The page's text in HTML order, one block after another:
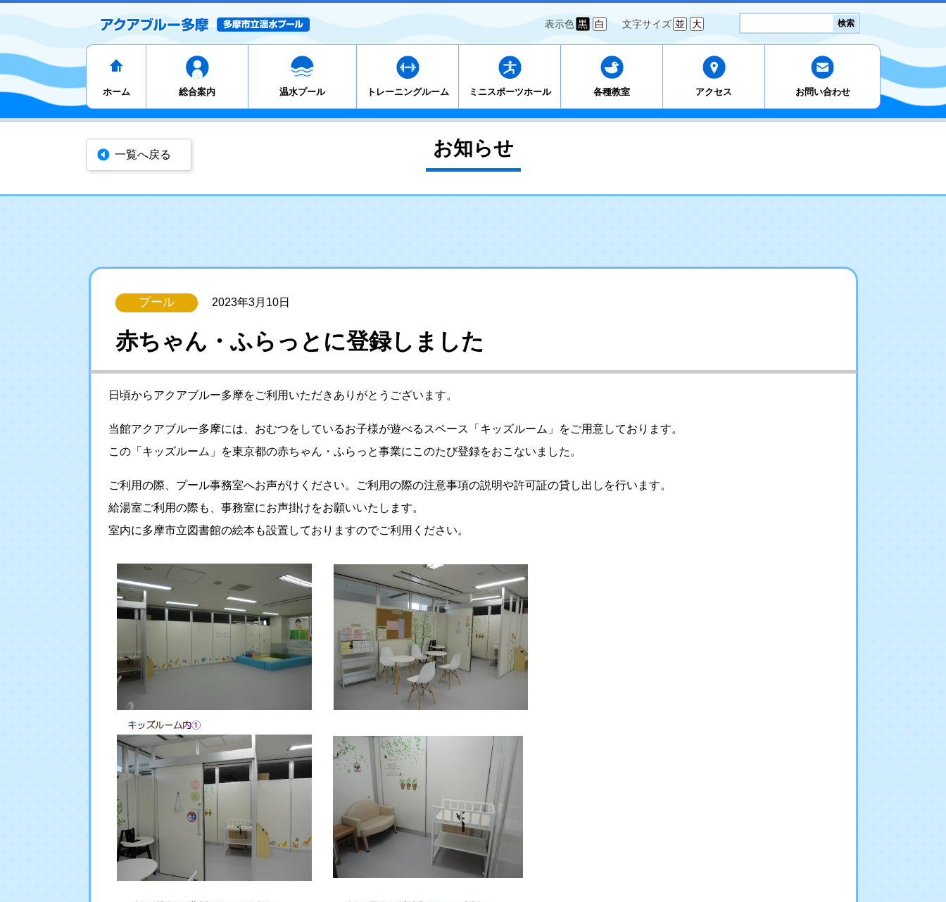
表示色 黒 白 文字サイズ 並 大 検索
ホーム 総合案内 温水プール トレーニングルーム ミニスポーツホール 各種教室 アクセス お問い合わせ
一覧へ戻る お知らせ
プール 2023年3月10日
赤ちゃん・ふらっとに登録しました
日頃からアクアブルー多摩をご利用いただきありがとうございます。
当館アクアブルー多摩には、おむつをしているお子様が遊べるスペース「キッズルーム」をご用意しております。
この「キッズルーム」を東京都の赤ちゃん・ふらっと事業にこのたび登録をおこないました。
ご利用の際、プール事務室へお声がけください。ご利用の際の注意事項の説明や許可証の貸し出しを行います。
給湯室ご利用の際も、事務室にお声掛けをお願いいたします。
室内に多摩市立図書館の絵本も設置しておりますのでご利用ください。